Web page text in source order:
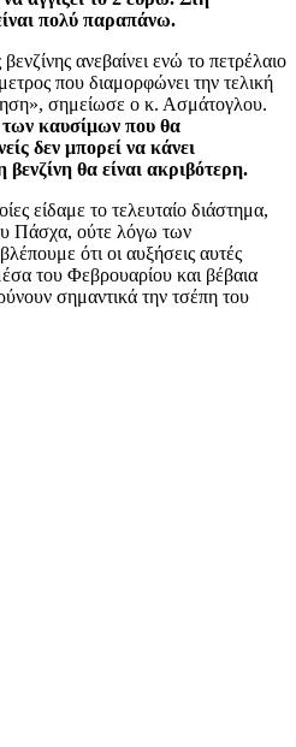
πολύ παραπάνω.
ανεβαίνει ενώ το πετρέλαιο
που διαμορφώνει την τελική
σημείωσε ο κ. Ασμάτογλου.
των καυσίμων που θα
δεν μπορεί να κάνει
θα είναι ακριβότερη.
είδαμε το τελευταίο διάστημα,
Πάσχα, ούτε λόγω των
ότι οι αυξήσεις αυτές
του Φεβρουαρίου και βέβαια
σημαντικά την τσέπη του